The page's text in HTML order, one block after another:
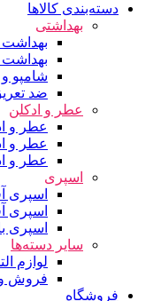
دسته‌بندی کالاها
بهداشتی
بهداشت
شامپو
ضد
عطر و ادکلن
عطر و
عطر و
عطر و
اسپری
اسپری
اسپری
اسپری
سایر دسته‌ها
لوازم
فروش
فروشگاه